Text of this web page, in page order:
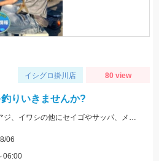
イシグロ掛川店 80 view
釣りいきませんか?
朝の涼しい時間帯がオススメ。アジ、イワシの他にセイゴやサッパ、メッキなども。仕掛けは『Tsulinoママカリ4号、ケイムラスキン4号』でOK。餌付け器で針にエサを付ければアタリはかなり増えますよ♪
06
06:00